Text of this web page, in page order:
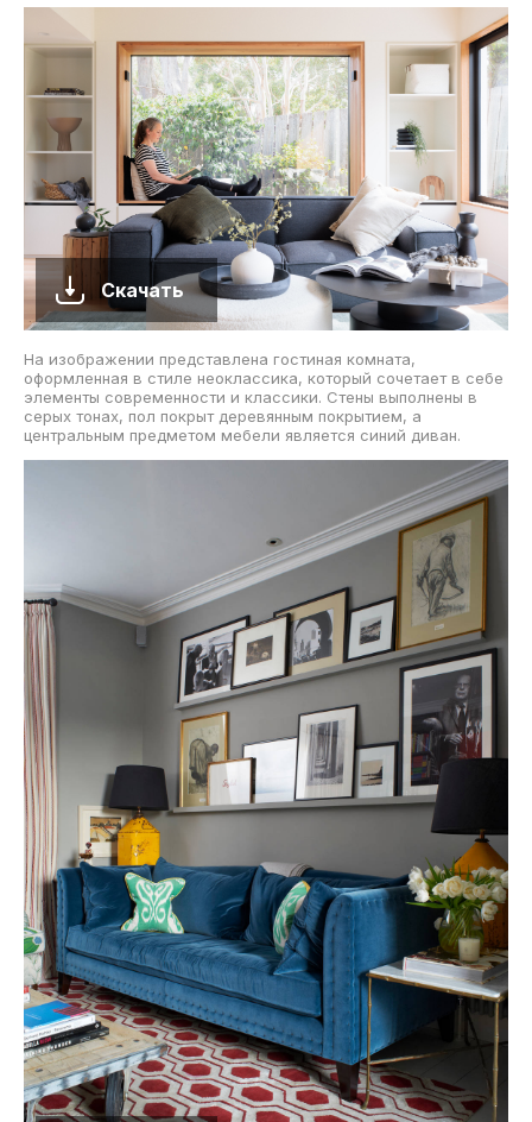
Скачать
На изображении представлена гостиная комната,
оформленная в стиле неоклассика, который сочетает в себе
элементы современности и классики. Стены выполнены в
серых тонах, пол покрыт деревянным покрытием, а
центральным предметом мебели является синий диван.